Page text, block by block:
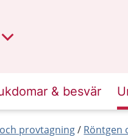
& besvär
provtagning
Röntgen